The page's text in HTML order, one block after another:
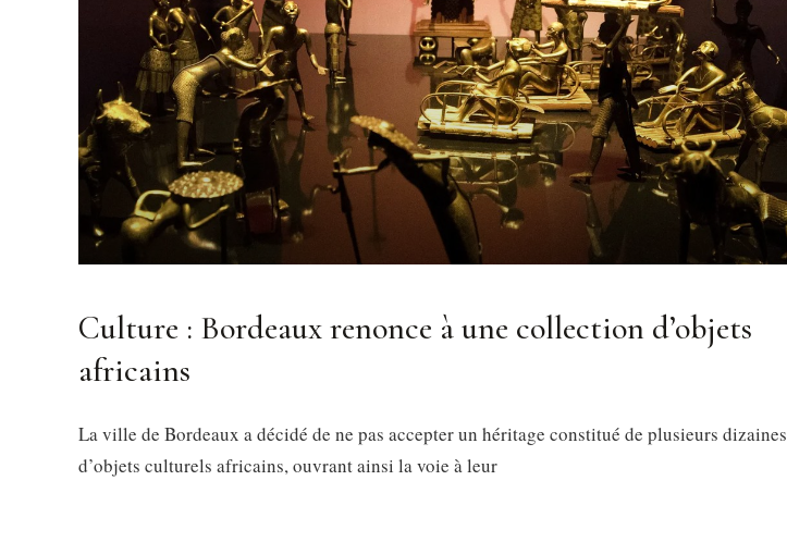
Culture : Bordeaux renonce à une collection d’objets
africains
La ville de Bordeaux a décidé de ne pas accepter un héritage constitué de plusieurs dizaines
d’objets culturels africains, ouvrant ainsi la voie à leur